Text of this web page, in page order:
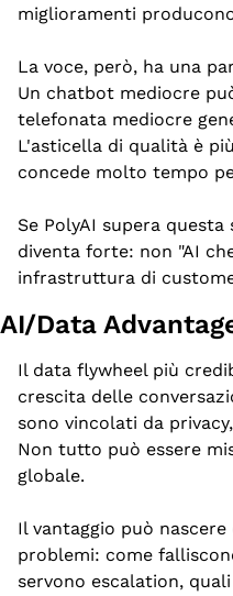
miglioramenti
La voce, però, ha una
Un chatbot mediocre
telefonata mediocre
L'asticella di qualità è
concede molto tempo
Se PolyAI supera
diventa forte: non "AI
infrastruttura di
AI/Data
Il data flywheel più
crescita delle
sono vincolati da
Non tutto può essere
globale.
Il vantaggio può
problemi: come
servono escalation,